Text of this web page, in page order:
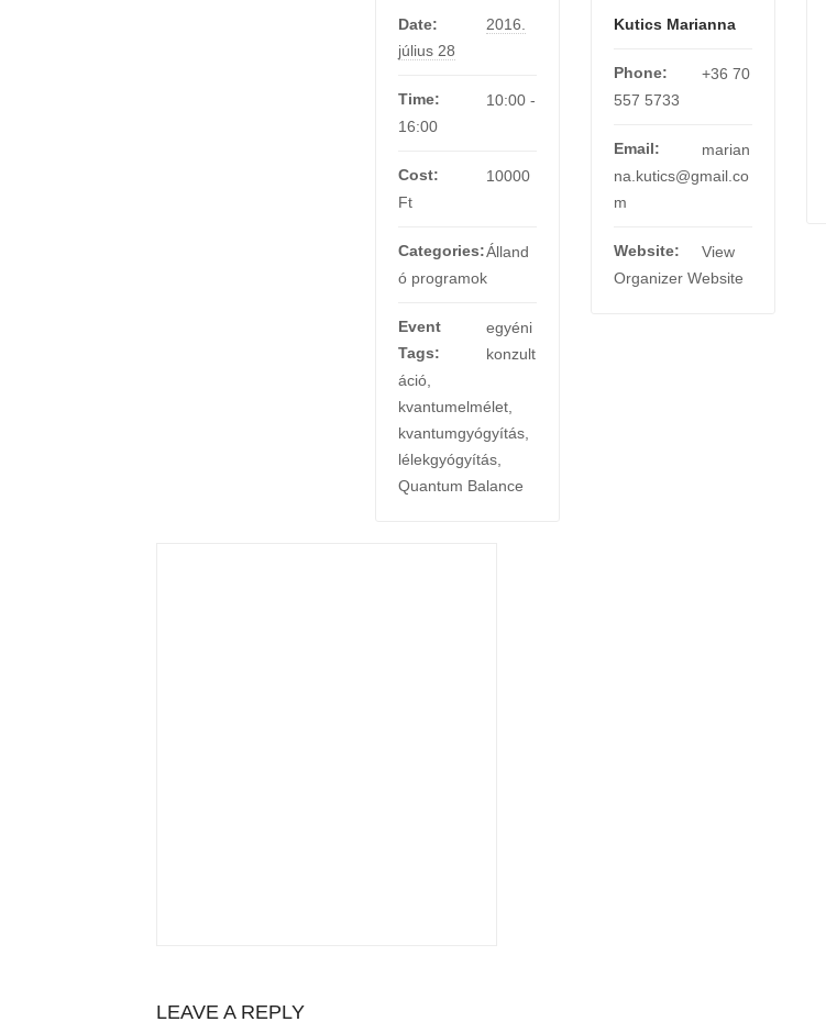
Date:
2016.
július 28
Time:
10:00 -
16:00
Cost:
10000
Ft
Categories:Álland
ó programok
Event
Tags:
egyéni
konzult
áció
kvantumelmélet
kvantumgyógyítás
lélekgyógyítás
Quantum Balance
Kutics Marianna
Phone:
+36 70
557 5733
Email:
marian
na.kutics@gmail.co
m
Website:
View
Organizer Website
LEAVE A REPLY